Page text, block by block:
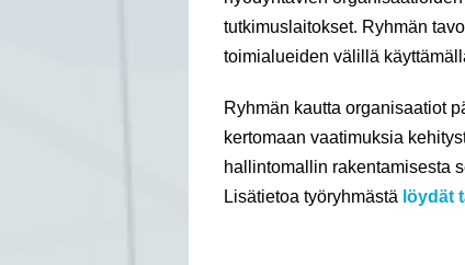
tutkimuslaitokset. Ryhmän
toimialueiden välillä
Ryhmän kautta organisaatiot
kertomaan vaatimuksia
hallintomallin rakentamisesta
Lisätietoa työryhmästä löydät